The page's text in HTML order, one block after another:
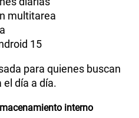
multitarea
15
para quienes buscan
día a día.
interno